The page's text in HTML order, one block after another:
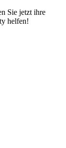
Sie jetzt ihre
helfen!